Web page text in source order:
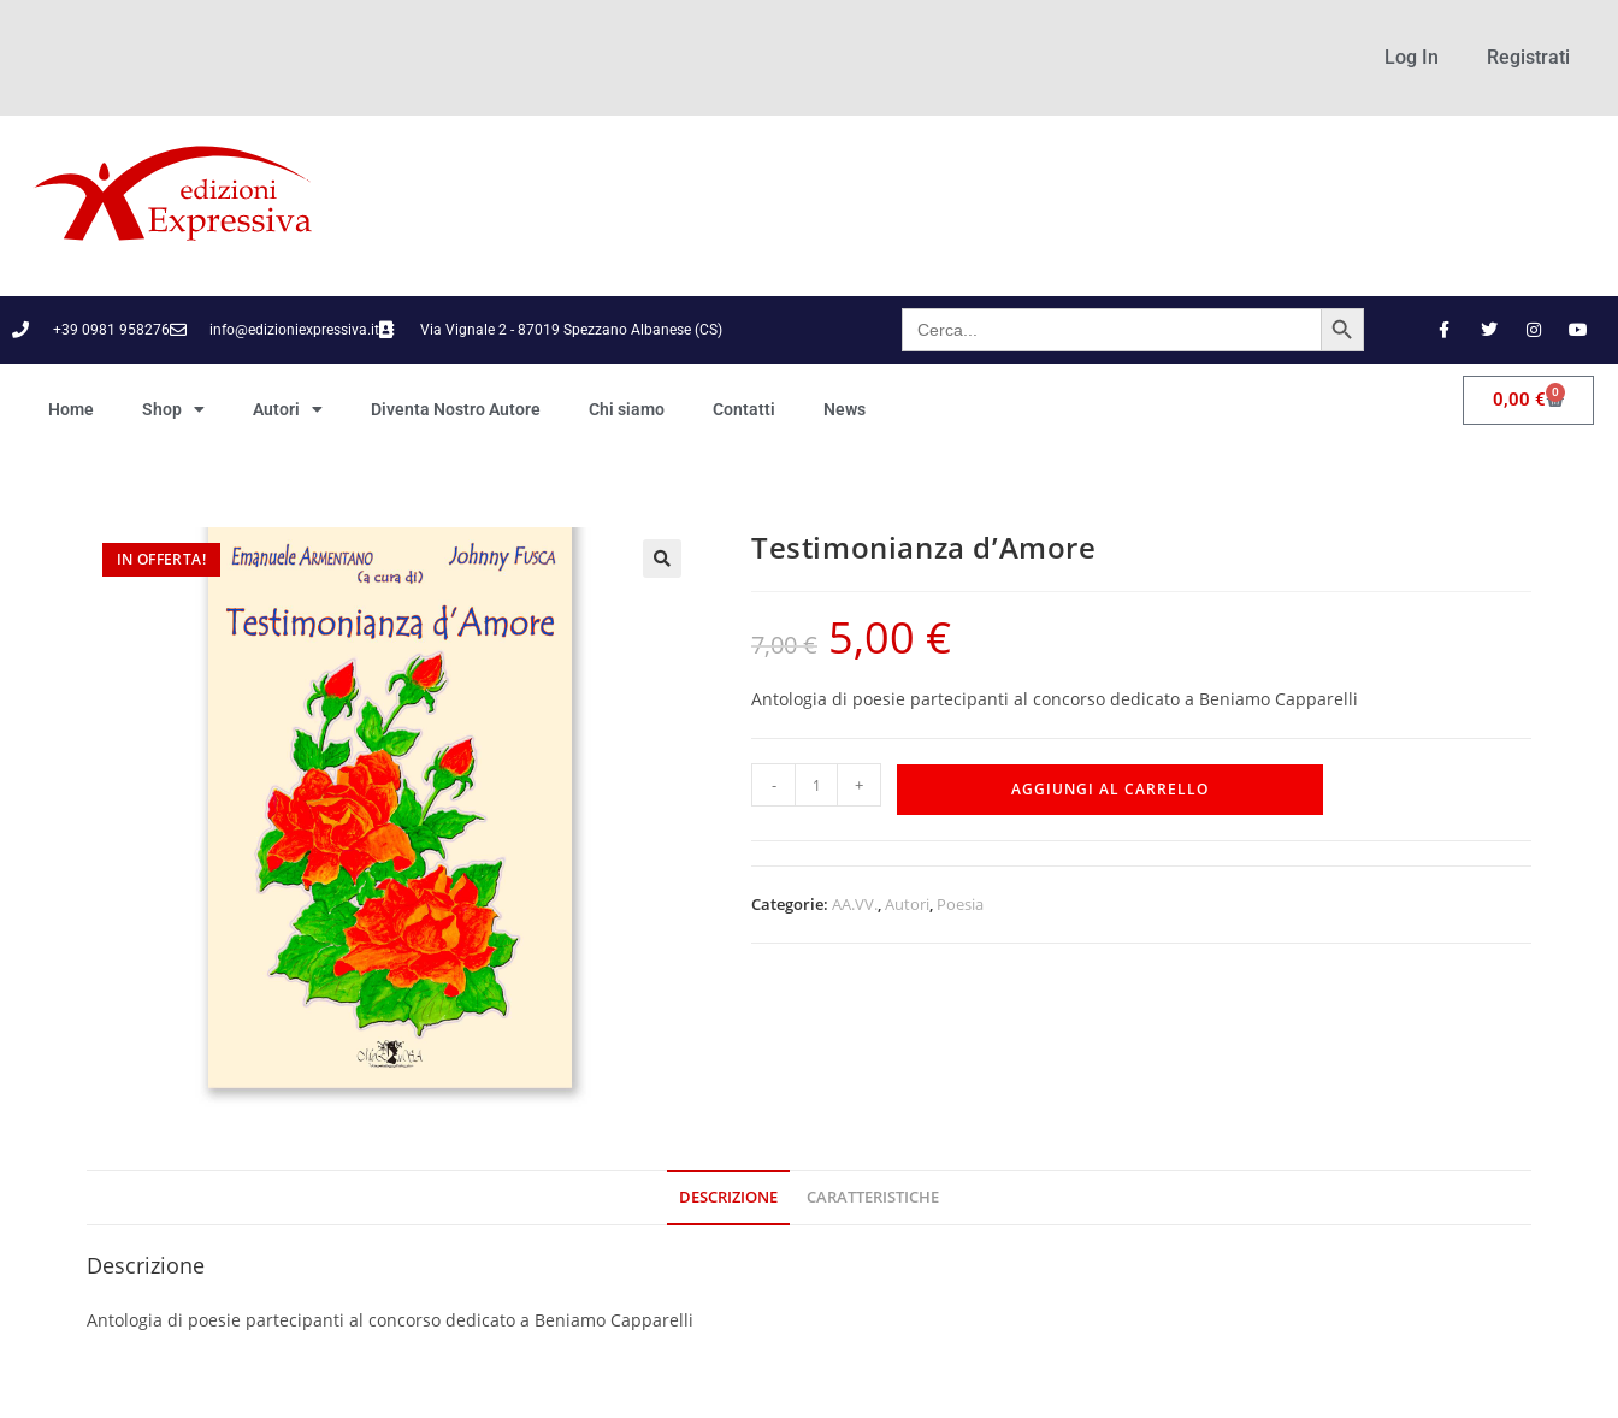
Log In Registrati
+39 0981 958276 info@edizioniexpressiva.it Via Vignale 2 - 87019 Spezzano Albanese (CS)
Search
for:
SEARCH BUTTON
Home Shop Autori Diventa Nostro Autore Chi siamo Contatti News 0,00 € 0
IN OFFERTA! Testimonianza d’Amore
7,00€ 5,00 €
Antologia di poesie partecipanti al concorso dedicato a Beniamo Capparelli
- + AGGIUNGI AL CARRELLO
Categorie: AA.VV.,Autori, Poesia
DESCRIZIONE CARATTERISTICHE
Descrizione
Antologia di poesie partecipanti al concorso dedicato a Beniamo Capparelli